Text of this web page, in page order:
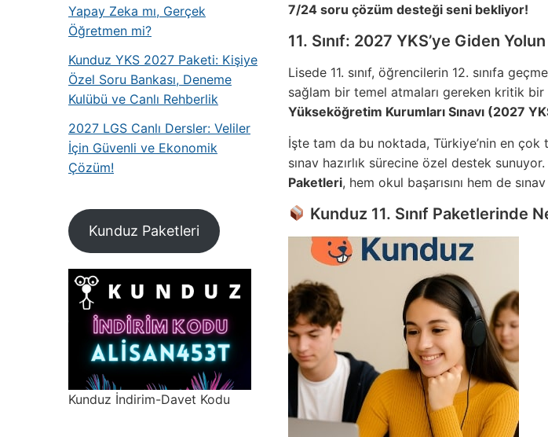
Yapay Zeka mı, Gerçek
Öğretmen mi?
Kunduz YKS 2027 Paketi: Kişiye
Özel Soru Bankası, Deneme
Kulübü ve Canlı Rehberlik
2027 LGS Canlı Dersler: Veliler
İçin Güvenli ve Ekonomik
Çözüm!
Kunduz Paketleri
Kunduz İndirim-Davet Kodu
7/24 soru çözüm desteği seni bekliyor!
11. Sınıf: 2027 YKS’ye Giden Yolun
Lisede 11. sınıf, öğrencilerin 12. sınıfa
sağlam bir temel atmaları gereken kritik
Yükseköğretim Kurumları Sınavı (2027
İşte tam da bu noktada, Türkiye’nin en
sınav hazırlık sürecine özel destek
Paketleri, hem okul başarısını hem de
Kunduz 11. Sınıf Paketlerinde